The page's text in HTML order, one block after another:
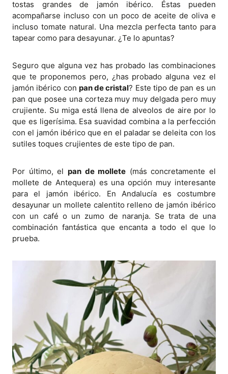
tostas grandes de jamón ibérico. Éstas pueden
acompañarse incluso con un poco de aceite de oliva e
incluso tomate natural. Una mezcla perfecta tanto para
tapear como para desayunar. ¿Te lo apuntas?
Seguro que alguna vez has probado las combinaciones
que te proponemos pero, ¿has probado alguna vez el
jamón ibérico con pan de cristal? Este tipo de pan es un
pan que posee una corteza muy muy delgada pero muy
crujiente. Su miga está llena de alveolos de aire por lo
que es ligerísima. Esa suavidad combina a la perfección
con el jamón ibérico que en el paladar se deleita con los
sutiles toques crujientes de este tipo de pan.
Por último, el pan de mollete (más concretamente el
mollete de Antequera) es una opción muy interesante
para el jamón ibérico. En Andalucía es costumbre
desayunar un mollete calentito relleno de jamón ibérico
con un café o un zumo de naranja. Se trata de una
combinación fantástica que encanta a todo el que lo
prueba.